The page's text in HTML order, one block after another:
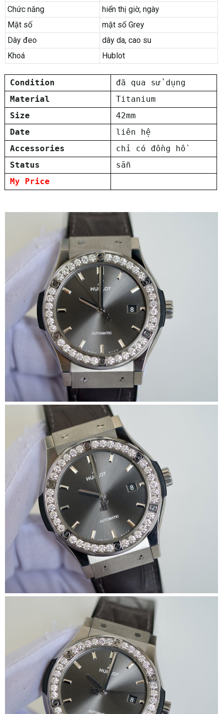
Chức năng
hiển thị giờ, ngày
Mặt số
mặt số Grey
Dây đeo
dây da, cao su
Khoá
Hublot
Condition
đã qua sử dụng
Material
Titanium
Size
42mm
Date
liên hệ
Accessories
chỉ có đồng hồ
Status
sẵn
My Price